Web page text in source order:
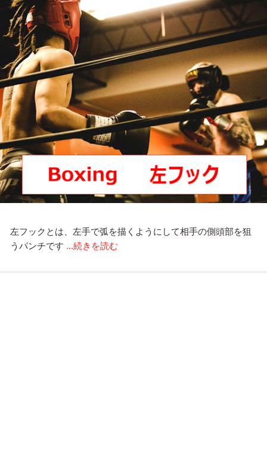
左フックとは、左手で弧を描くようにして相手の側頭部を狙
うパンチです ...続きを読む